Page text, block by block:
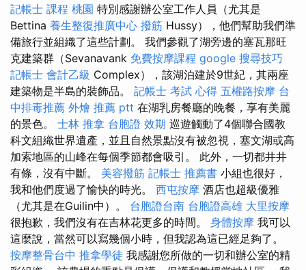
記帳士 課程 桃園 特別感謝辦公室工作人員（尤其是
Bettina 養生整復推廣中心 撥筋 Hussy），他們幫助我們準
備旅行並組織了這些計劃。 我們參觀了湖旁邊的塞瓦那旺
克建築群（Sevanavank 免費按摩課程 google 搜尋技巧
記帳士 會計乙級 Complex），該湖泊建於9世紀，其兩座
建築物是半島的裝飾品。 記帳士 考試 心得 五權路按摩 台
中排毒推薦 外燴 推薦 ptt 在湖乳房餐廳的晚餐，享有美麗
的景色。 士林 推拿 台胞證 效期 巡遊觸動了4個聯合國教
科文組織世界遺產，並且自然景點沒有被忽視，塞文湖或高
加索地區的山峰在每個季節都會吸引。 此外，一切都井井
有條，沒有中斷。 美容撥筋 記帳士 推薦書 小組也很好，
我和他們度過了愉快的時光。 西屯按摩 酒店也超級優雅
（尤其是在Guilin中）。 台胞證台南 台胞證高雄 大里按摩
很抱歉，我們沒有在吉林花更多的時間。 身體按摩 我可以
這麼說，當然可以寫幾個小時，但我認為這已經足夠了。
按摩整骨台中 推拿學徒 我感謝您所做的一切和辦公室的精